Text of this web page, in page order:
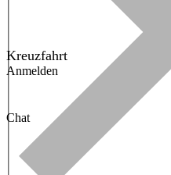
Kreuzfahrt
Anmelden
Chat